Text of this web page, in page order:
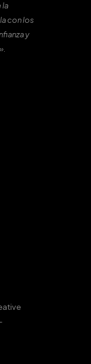
la
con los
y